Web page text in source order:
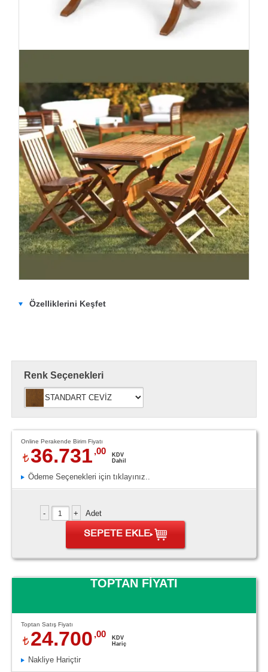
Özelliklerini Keşfet
Renk Seçenekleri
Online Perakende Birim Fiyatı
36.731 ,00
KDV
Dahil
Ödeme Seçenekleri için tıklayınız..
Adet
SEPETE EKLE
TOPTAN FİYATI
Toptan Satış Fiyatı
24.700 ,00
KDV
Hariç
Nakliye Hariçtir